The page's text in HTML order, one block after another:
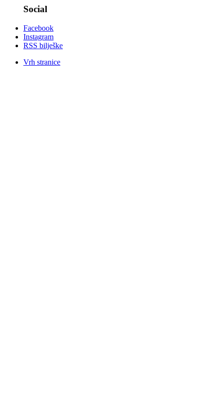
Social
Facebook
Instagram
RSS bilješke
Vrh stranice